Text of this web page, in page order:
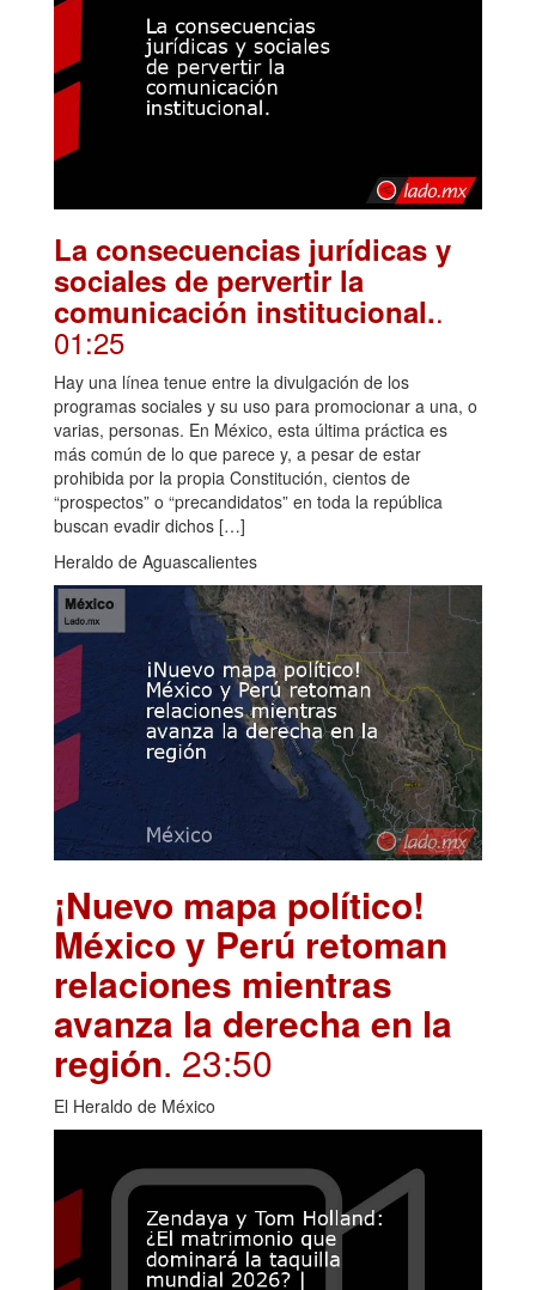
La consecuencias jurídicas y
sociales de pervertir la
comunicación institucional..
01:25
Hay una línea tenue entre la divulgación de los
programas sociales y su uso para promocionar a una, o
varias, personas. En México, esta última práctica es
más común de lo que parece y, a pesar de estar
prohibida por la propia Constitución, cientos de
“prospectos” o “precandidatos” en toda la república
buscan evadir dichos […]
Heraldo de Aguascalientes
¡Nuevo mapa político!
México y Perú retoman
relaciones mientras
avanza la derecha en la
región. 23:50
El Heraldo de México